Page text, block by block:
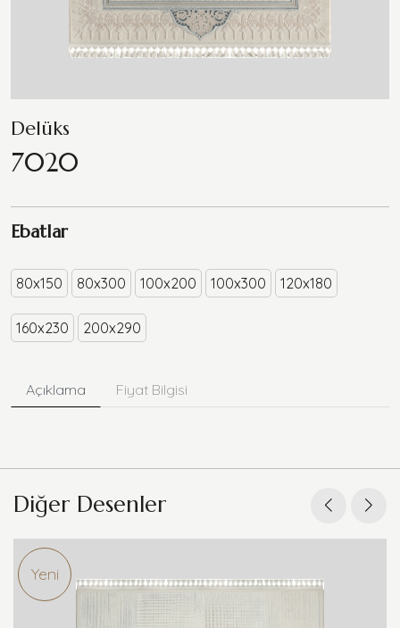
Delüks
7020
Ebatlar
80x150 80x300 100x200 100x300 120x180
160x230 200x290
Açıklama Fiyat Bilgisi
Diğer Desenler
Yeni